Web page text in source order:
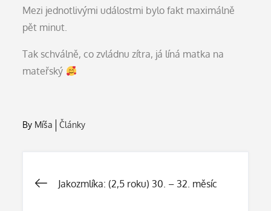
Mezi jednotlivými událostmi bylo fakt maximálně
pět minut.
Tak schválně, co zvládnu zítra, já líná matka na
mateřský
By Míša Články
Navigace
Jakozmlíka: (2,5 roku) 30. – 32. měsíc